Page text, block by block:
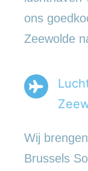
ons
Zeewolde
Wij
Brussels